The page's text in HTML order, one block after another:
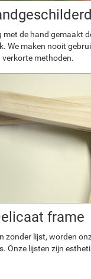
met de hand gemaakt
We maken nooit
verkorte methoden.
frame
zonder lijst, worden
Onze lijsten zijn